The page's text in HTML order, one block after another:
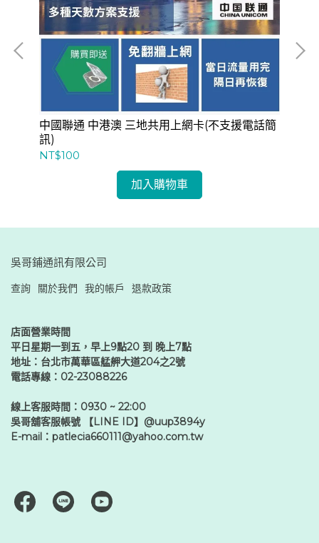
中國聯通 中港澳 三地共用上網卡(不支援電話簡
訊)
NT$100
加入購物車
吳哥鋪通訊有限公司
查詢 關於我們 我的帳戶 退款政策
店面營業時間
平日星期一到五，早上9點20 到 晚上7點
地址：台北市萬華區艋舺大道204之2號
電話專線：02-23088226
線上客服時間：0930 ~ 22:00
吳哥舖客服帳號 【LINE ID】@uup3894y
E-mail：patlecia660111@yahoo.com.tw